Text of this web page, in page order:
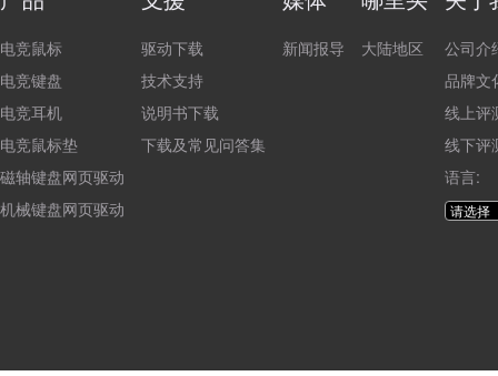
电竞鼠标
电竞键盘
电竞耳机
电竞鼠标垫
磁轴键盘网页驱动
机械键盘网页驱动
驱动下载
技术支持
说明书下载
下载及常见问答集
新闻报导 大陆地区
公司介
品牌文
线上评
线下评
语言: